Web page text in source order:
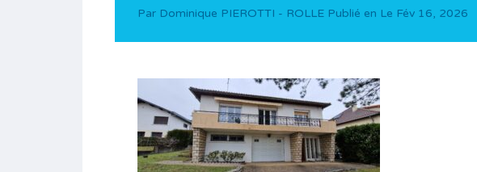
Par Dominique PIEROTTI - ROLLE Publié en Le Fév 16, 2026